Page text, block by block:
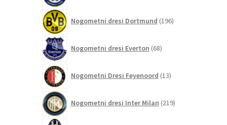
Nogometni dresi Dortmund 196izdelkov
Nogometni dresi Everton 68izdelkov
Nogometni Dresi Feyenoord 13izdelkov
Nogometni dresi Inter Milan 219izdelkov